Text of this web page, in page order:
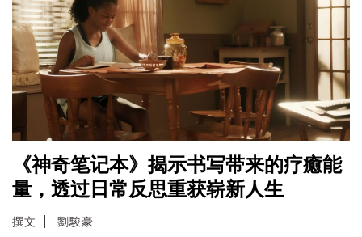
《神奇笔记本》揭示书写带来的疗癒能
量，透过日常反思重获崭新人生
撰文 劉駿豪